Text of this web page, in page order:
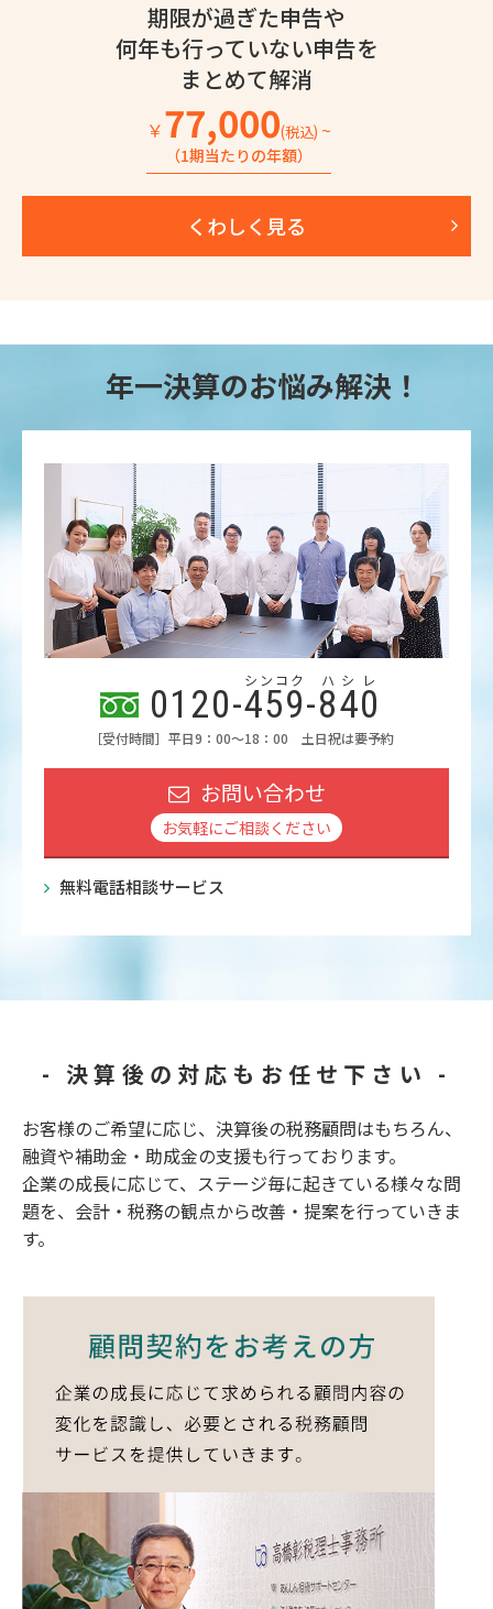
期限が過ぎた申告や
何年も行っていない申告を
まとめて解消
￥77,000(税込) ~
（1期当たりの年額）
くわしく見る
年一決算のお悩み解決！
0120-459
シンコク
-840
ハシレ
［受付時間］平日9：00～18：00 土日祝は要予約
お問い合わせ
お気軽にご相談ください
無料電話相談サービス
- 決算後の対応もお任せ下さい -
お客様のご希望に応じ、決算後の税務顧問はもちろん、
融資や補助金・助成金の支援も行っております。
企業の成長に応じて、ステージ毎に起きている様々な問
題を、会計・税務の観点から改善・提案を行っていきま
す。